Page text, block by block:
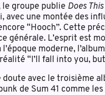
le groupe publie Does
avec une montée des
“Hooch”. Cette
générale. L’esprit est
moderne,
“I’ll fall into you,
doute avec le troisième
de Sum 41 comme